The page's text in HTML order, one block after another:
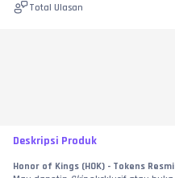
Total Ulasan
Deskripsi Produk
Honor of Kings (HOK) - Tokens